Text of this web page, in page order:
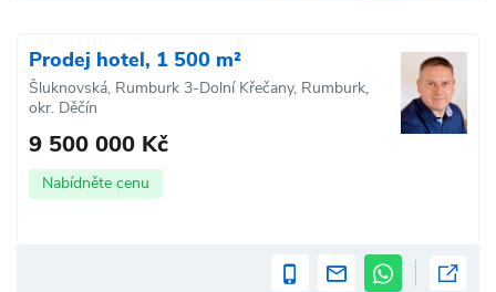
Prodej hotel, 1 500 m²
Šluknovská, Rumburk 3-Dolní Křečany, Rumburk,
okr. Děčín
9 500 000 Kč
Nabídněte cenu